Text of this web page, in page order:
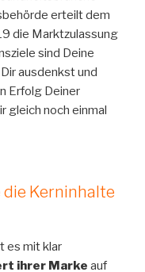
erteilt dem
die Marktzulassung
sind Deine
ausdenkst und
Erfolg Deiner
gleich noch einmal
die Kerninhalte
es mit klar
ihrer Marke auf